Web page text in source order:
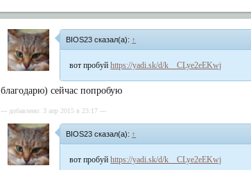
BIOS23 сказал(а): ↑
вот пробуйhttps://yadi.sk/d/k__CLye2eEKwj
благодарю) сейчас попробую
--- добавлено: 3 апр 2015 в 23:17 ---
BIOS23 сказал(а): ↑
вот пробуйhttps://yadi.sk/d/k__CLye2eEKwj